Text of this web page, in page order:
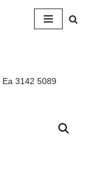
Ea 3142 5089